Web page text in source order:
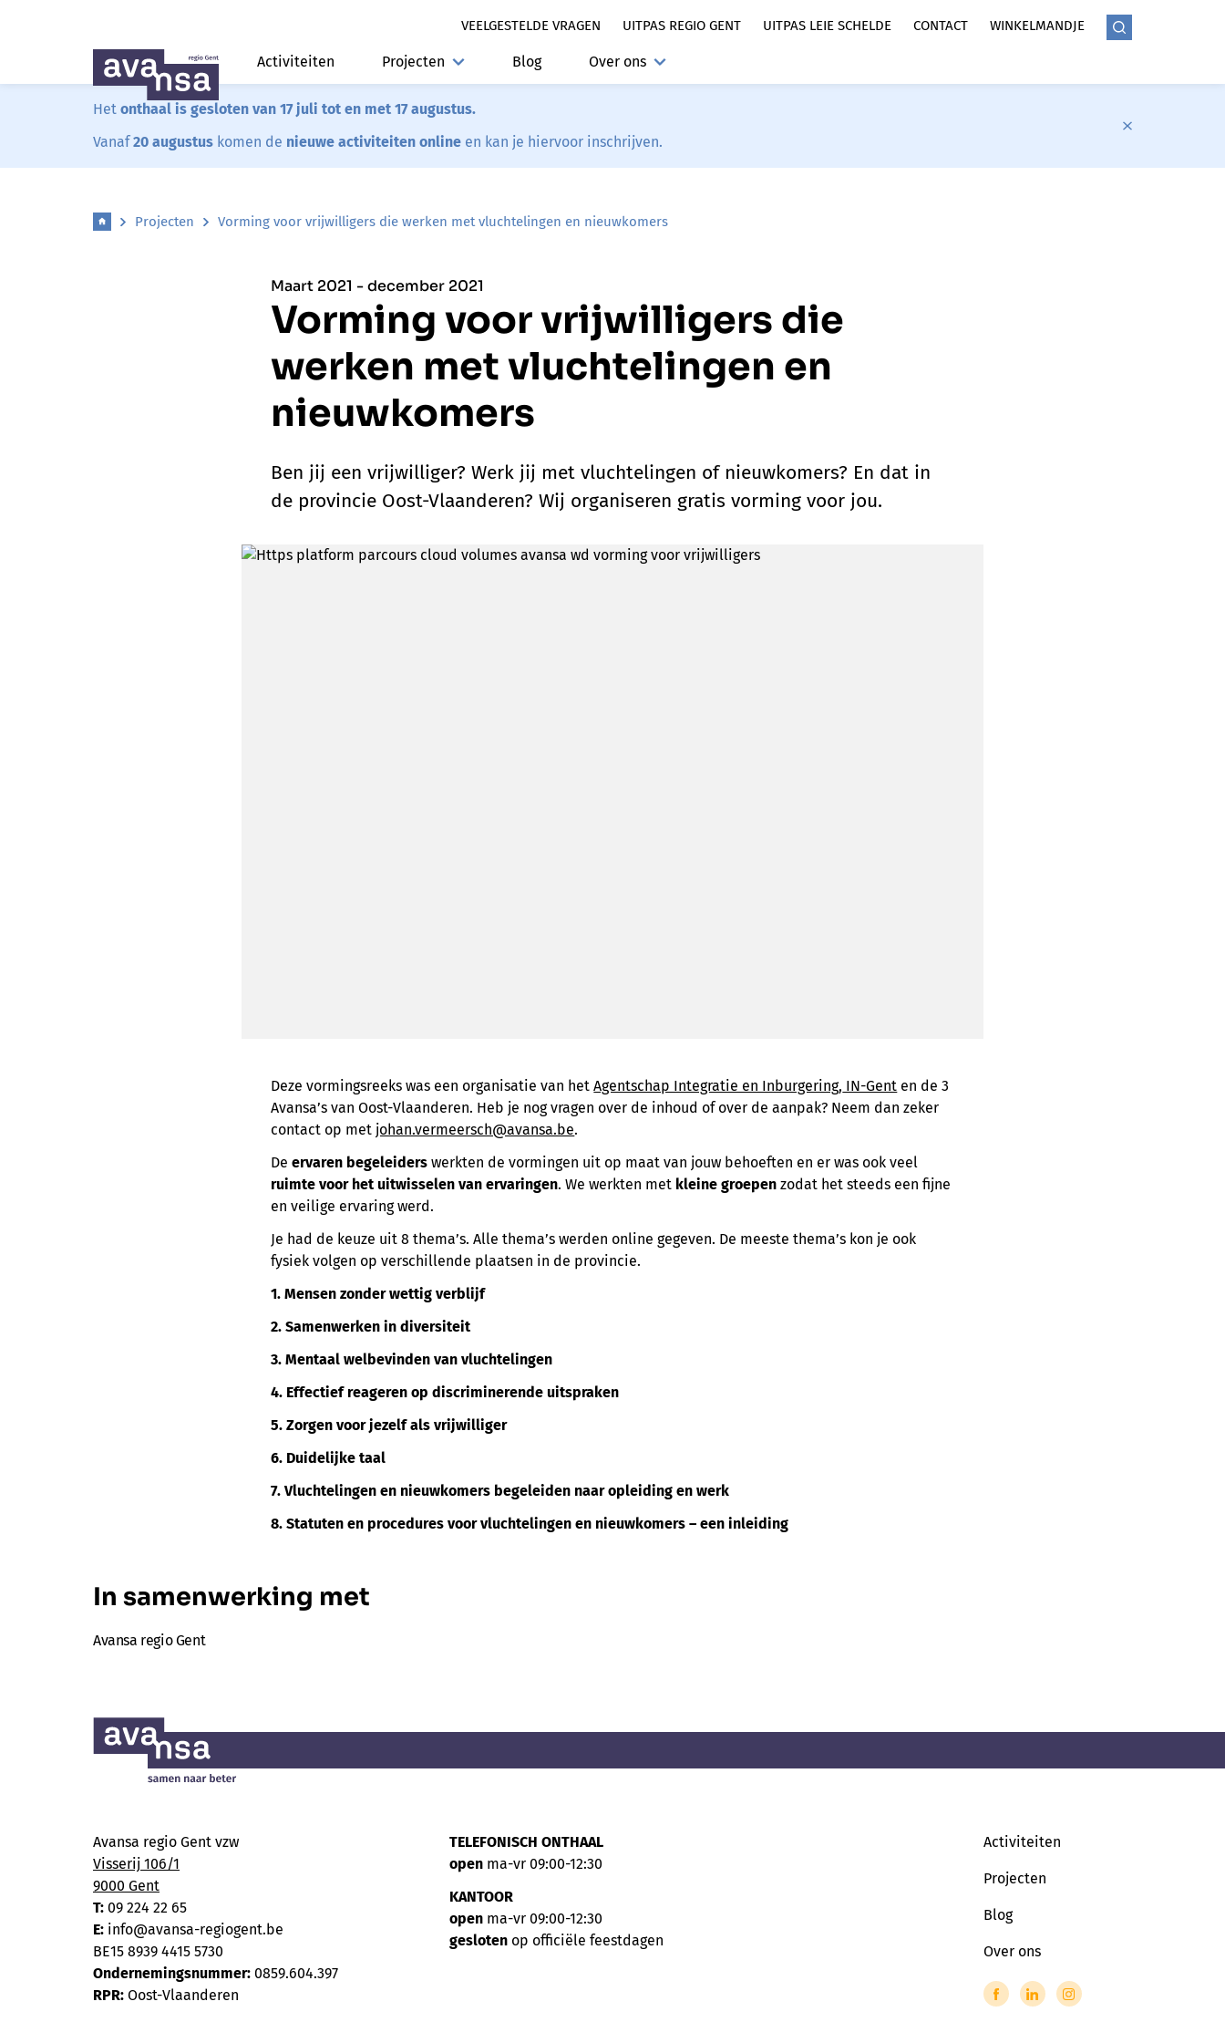
VEELGESTELDE VRAGEN UITPAS REGIO GENT UITPAS LEIE SCHELDE CONTACT WINKELMANDJE
Activiteiten Projecten Blog Over ons
Het onthaal is gesloten van 17 juli tot en met 17 augustus.
Vanaf20 augustus komen de nieuwe activiteiten online en kan je hiervoor inschrijven.
Projecten Vorming voor vrijwilligers die werken met vluchtelingen en nieuwkomers
Maart 2021 - december 2021
Vorming voor vrijwilligers die
werken met vluchtelingen en
nieuwkomers
Ben jij een vrijwilliger? Werk jij met vluchtelingen of nieuwkomers? En dat in
de provincie Oost-Vlaanderen? Wij organiseren gratis vorming voor jou.
Deze vormingsreeks was een organisatie van hetAgentschap Integratie en Inburgering, IN-Gent en de 3
Avansa’s van Oost-Vlaanderen. Heb je nog vragen over de inhoud of over de aanpak? Neem dan zeker
contact op met johan.vermeersch@avansa.be.
Deervaren begeleiderswerkten de vormingen uit op maat van jouw behoeften en er was ook veel
ruimte voor het uitwisselen van ervaringen. We werkten met kleine groepen zodat het steeds een fijne
en veilige ervaring werd.
Je had de keuze uit 8 thema’s. Alle thema’s werden online gegeven. De meeste thema’s kon je ook
fysiek volgen op verschillende plaatsen in de provincie.
1. Mensen zonder wettig verblijf
2.Samenwerken in diversiteit
3. Mentaal welbevinden van vluchtelingen
4. Effectief reageren op discriminerende uitspraken
5. Zorgen voor jezelf als vrijwilliger
6. Duidelijke taal
7. Vluchtelingen en nieuwkomers begeleiden naar opleiding en werk
8. Statuten en procedures voor vluchtelingen en nieuwkomers – een inleiding
In samenwerking met
Avansa regio Gent
Avansa regio Gent vzw
Visserij 106/1
9000 Gent
T: 09 224 22 65
E: info@avansa-regiogent.be
BE15 8939 4415 5730
Ondernemingsnummer: 0859.604.397
RPR: Oost-Vlaanderen
TELEFONISCH ONTHAAL
openma-vr 09:00-12:30
KANTOOR
openma-vr 09:00-12:30
geslotenop officiële feestdagen
Activiteiten
Projecten
Blog
Over ons